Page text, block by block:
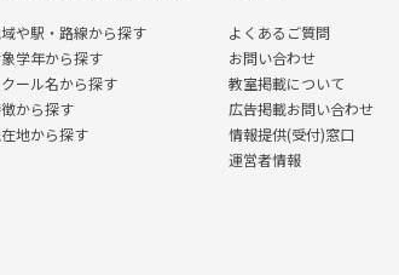
や駅・路線から探す
学年から探す
クール名から探す
から探す
地から探す
よくあるご質問
お問い合わせ
教室掲載について
広告掲載お問い合わせ
情報提供(受付)窓口
運営者情報